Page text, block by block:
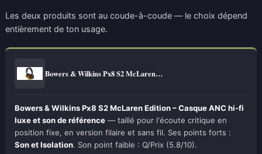
Les deux produits sont au coude-à-coude — le choix dépend
entièrement de ton usage.
Bowers & Wilkins Px8 S2 McLaren…
Bowers & Wilkins Px8 S2 McLaren Edition – Casque ANC hi-fi
luxe et son de référence — taillé pour l'écoute critique en
position fixe, en version filaire et sans fil. Ses points forts :
Son et Isolation. Son point faible : Q/Prix (5.8/10).